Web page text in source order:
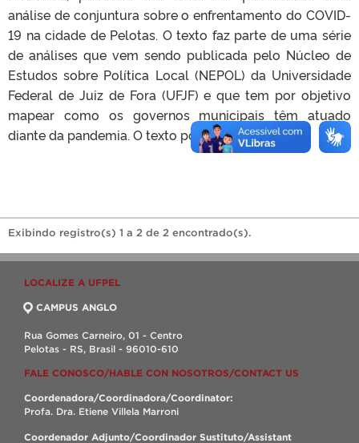
análise de conjuntura sobre o enfrentamento do COVID-
19 na cidade de Pelotas. O texto faz parte de uma série
de análises que vem sendo publicada pelo Núcleo de
Estudos sobre Política Local (NEPOL) da Universidade
Federal de Juiz de Fora (UFJF) e que tem por objetivo
mapear como os governos municipais têm atuado
diante da pandemia. O texto pode ser lido […]
Exibindo registro(s) 1 a 2 de 2 encontrado(s).
LOCALIZE A UFPEL
CAMPUS ANGLO
Rua Gomes Carneiro, 01 - Centro
Pelotas - RS, Brasil - 96010-610
FALE CONOSCO/HABLE CON NOSOTROS/CONTACT US
Coordenadora/Coordinadora/Coordinator:
Profa. Dra. Etiene Villela Marroni
Coordenador Adjunto/Coordinador Sustituto/Assistant